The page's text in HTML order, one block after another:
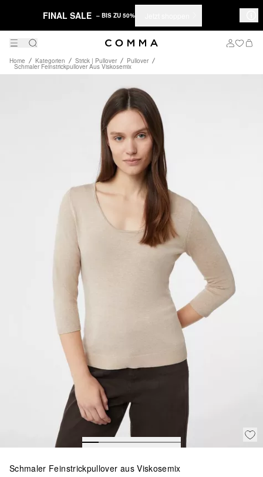
FINAL SALE – BIS ZU 50%
Home Kategorien Strick | Pullover Pullover
Schmaler Feinstrickpullover Aus Viskosemix
Schmaler Feinstrickpullover aus Viskosemix